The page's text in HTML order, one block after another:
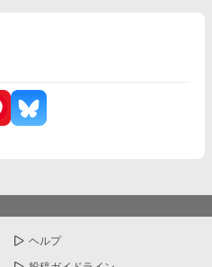
ヘルプ